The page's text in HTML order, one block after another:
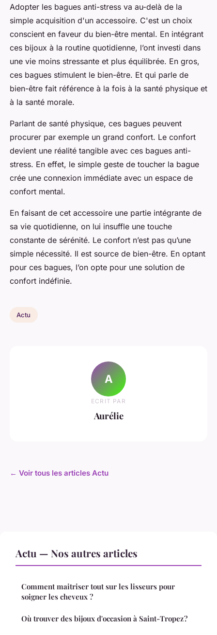
Adopter les bagues anti-stress va au-delà de la
simple acquisition d'un accessoire. C'est un choix
conscient en faveur du bien-être mental. En intégrant
ces bijoux à la routine quotidienne, l’ont investi dans
une vie moins stressante et plus équilibrée. En gros,
ces bagues stimulent le bien-être. Et qui parle de
bien-être fait référence à la fois à la santé physique et
à la santé morale.
Parlant de santé physique, ces bagues peuvent
procurer par exemple un grand confort. Le confort
devient une réalité tangible avec ces bagues anti-
stress. En effet, le simple geste de toucher la bague
crée une connexion immédiate avec un espace de
confort mental.
En faisant de cet accessoire une partie intégrante de
sa vie quotidienne, on lui insuffle une touche
constante de sérénité. Le confort n’est pas qu’une
simple nécessité. Il est source de bien-être. En optant
pour ces bagues, l’on opte pour une solution de
confort indéfinie.
Actu
A
ECRIT PAR
Aurélie
← Voir tous les articles Actu
Actu — Nos autres articles
Comment maitriser tout sur les lisseurs pour
soigner les cheveux ?
Où trouver des bijoux d'occasion à Saint-Tropez ?